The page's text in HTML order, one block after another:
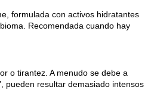
formulada con activos hidratantes
Recomendada cuando hay
o tirantez. A menudo se debe a
pueden resultar demasiado intensos